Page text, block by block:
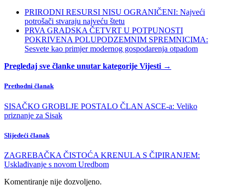
PRIRODNI RESURSI NISU OGRANIČENI: Najveći
potrošači stvaraju najveću štetu
PRVA GRADSKA ČETVRT U POTPUNOSTI
POKRIVENA POLUPODZEMNIM SPREMNICIMA:
Sesvete kao primjer modernog gospodarenja otpadom
Pregledaj sve članke unutar kategorije Vijesti →
Prethodni članak
SISAČKO GROBLJE POSTALO ČLAN ASCE-a: Veliko
priznanje za Sisak
Slijedeći članak
ZAGREBAČKA ČISTOĆA KRENULA S ČIPIRANJEM:
Usklađivanje s novom Uredbom
Komentiranje nije dozvoljeno.